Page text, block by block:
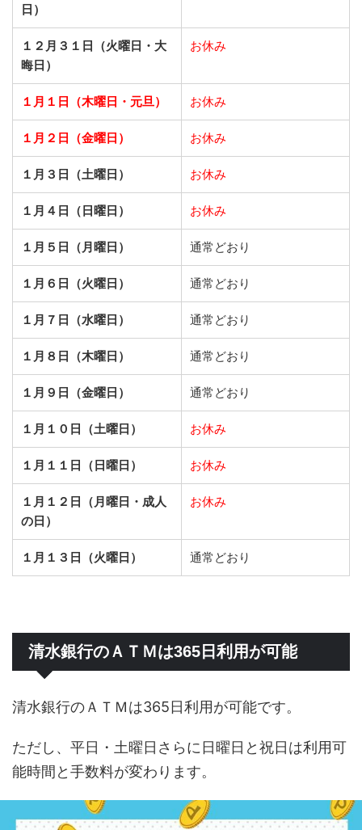
日）
１２月３１日（火曜日・大
晦日）
お休み
１月１日（木曜日・元旦） お休み
１月２日（金曜日） お休み
１月３日（土曜日） お休み
１月４日（日曜日） お休み
１月５日（月曜日） 通常どおり
１月６日（火曜日） 通常どおり
１月７日（水曜日） 通常どおり
１月８日（木曜日） 通常どおり
１月９日（金曜日） 通常どおり
１月１０日（土曜日） お休み
１月１１日（日曜日） お休み
１月１２日（月曜日・成人
の日）
お休み
１月１３日（火曜日） 通常どおり
清水銀行のＡＴＭは365日利用が可能
清水銀行のＡＴＭは365日利用が可能です。
ただし、平日・土曜日さらに日曜日と祝日は利用可
能時間と手数料が変わります。